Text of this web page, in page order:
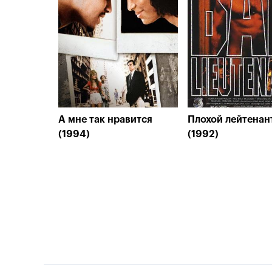
А мне так нравится
(1994)
Плохой
(1992)